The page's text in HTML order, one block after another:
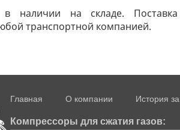
в наличии на складе. Поставка
транспортной компанией.
Главная О компании История
Компрессоры для сжатия газов: